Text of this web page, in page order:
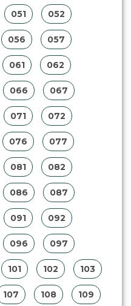
051 052
056 057
061 062
066 067
071 072
076 077
081 082
086 087
091 092
096 097
101 102 103
107 108 109